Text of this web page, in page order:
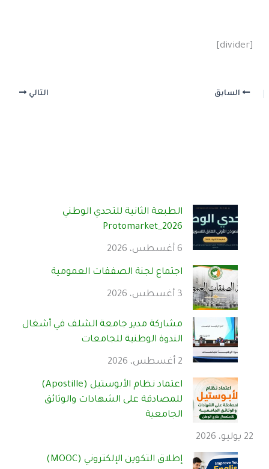
الطبعة الثانية للتحدي الوطني
Protomarket_2026
6 أغسطس، 2026
اجتماع لجنة الصفقات العمومية
3 أغسطس، 2026
مشاركة مدير جامعة الشلف في أشغال
الندوة الوطنية للجامعات
2 أغسطس، 2026
اعتماد نظام الأبوستيل (Apostille)
للمصادقة على الشهادات والوثائق
الجامعية
22 يوليو، 2026
إطلاق التكوين الإلكتروني (MOOC)
[divider]
السابق التالي